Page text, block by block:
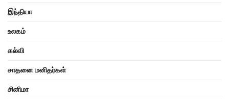
இந்தியா
உலகம்
கல்வி
சாதனை மனிதர்கள்
சினிமா